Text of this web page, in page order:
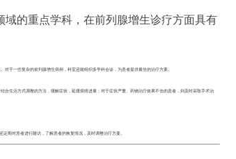
的重点学科，在前列腺增生诊疗方面具有
于一些复杂的前列腺增生病例，科室还能组织多学科会诊，为患者提供最佳的治疗方案。
合生活方式调整的方法，缓解症状，延缓病情进展；对于症状严重、药物治疗效果不佳的患者，则及时采取手术治
期对患者进行随访，了解患者的恢复情况，及时调整治疗方案。